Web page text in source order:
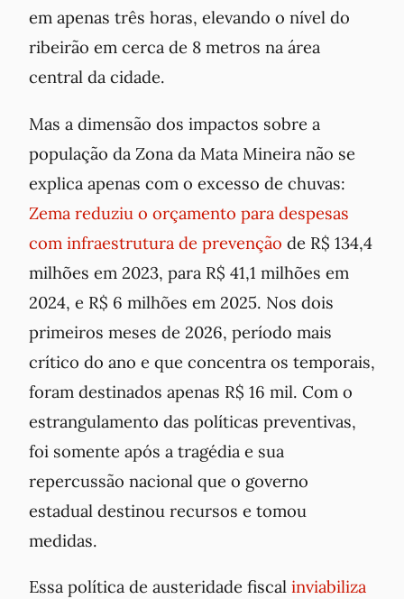
em apenas três horas, elevando o nível do
ribeirão em cerca de 8 metros na área
central da cidade.
Mas a dimensão dos impactos sobre a
população da Zona da Mata Mineira não se
explica apenas com o excesso de chuvas:
Zema reduziu o orçamento para despesas
com infraestrutura de prevenção de R$ 134,4
milhões em 2023, para R$ 41,1 milhões em
2024, e R$ 6 milhões em 2025. Nos dois
primeiros meses de 2026, período mais
crítico do ano e que concentra os temporais,
foram destinados apenas R$ 16 mil. Com o
estrangulamento das políticas preventivas,
foi somente após a tragédia e sua
repercussão nacional que o governo
estadual destinou recursos e tomou
medidas.
Essa política de austeridade fiscal inviabiliza